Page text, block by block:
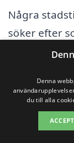
Några
söker efter
Apelviken
Denna
du till alla